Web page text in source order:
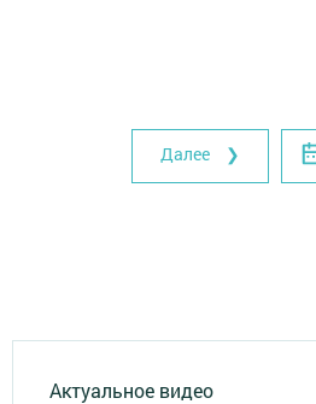
Далее ❯
Актуальное видео